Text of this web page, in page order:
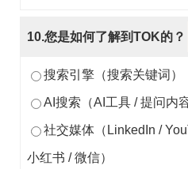
10.您是如何了解到TOK的？
搜索引擎（搜索关键词）
AI搜索（AI工具 / 提问内容
社交媒体（LinkedIn /
小红书 / 微信）